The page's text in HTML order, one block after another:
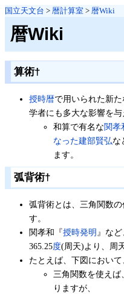
国立天文台 > 暦計算室 > 暦Wiki
暦Wiki
算術†
授時暦で用いられた新
学者にも多大な影響を与
和算で有名な関孝
なった建部賢弘な
ます。
弧背術†
弧背術とは、三角関数
す。
関孝和『授時発明 』な
365.25度(周天)より、周
たとえば、下図において
三角関数を使えば
りますが、